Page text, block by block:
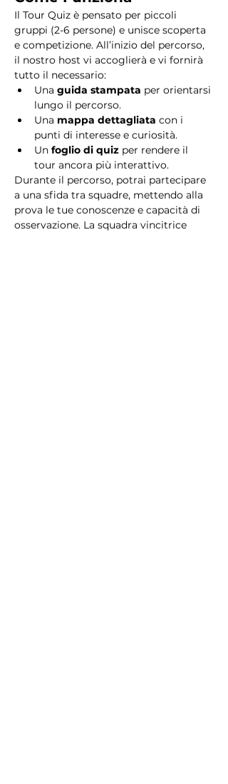
Il Tour Quiz è pensato per piccoli
gruppi (2-6 persone) e unisce scoperta
e competizione. All’inizio del percorso,
il nostro host vi accoglierà e vi fornirà
tutto il necessario:
Una guida stampata per orientarsi
lungo il percorso.
Una mappa dettagliata con i
punti di interesse e curiosità.
Un foglio di quiz per rendere il
tour ancora più interattivo.
Durante il percorso, potrai partecipare
a una sfida tra squadre, mettendo alla
prova le tue conoscenze e capacità di
osservazione. La squadra vincitrice